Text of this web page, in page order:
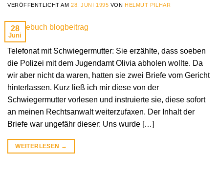
VERÖFFENTLICHT AM28. JUNI 1995 VON HELMUT PILHAR
28
Juni
Telefonat mit Schwiegermutter: Sie erzählte, dass soeben
die Polizei mit dem Jugendamt Olivia abholen wollte. Da
wir aber nicht da waren, hatten sie zwei Briefe vom Gericht
hinterlassen. Kurz ließ ich mir diese von der
Schwiegermutter vorlesen und instruierte sie, diese sofort
an meinen Rechtsanwalt weiterzufaxen. Der Inhalt der
Briefe war ungefähr dieser: Uns wurde […]
WEITERLESEN →